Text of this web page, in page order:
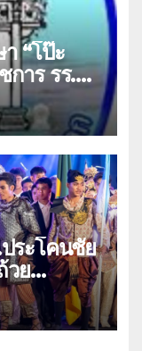
“โป๊ะ
การ รร.
ประโคนชัย
วย
ษฐาธิราช
ราชสุดา